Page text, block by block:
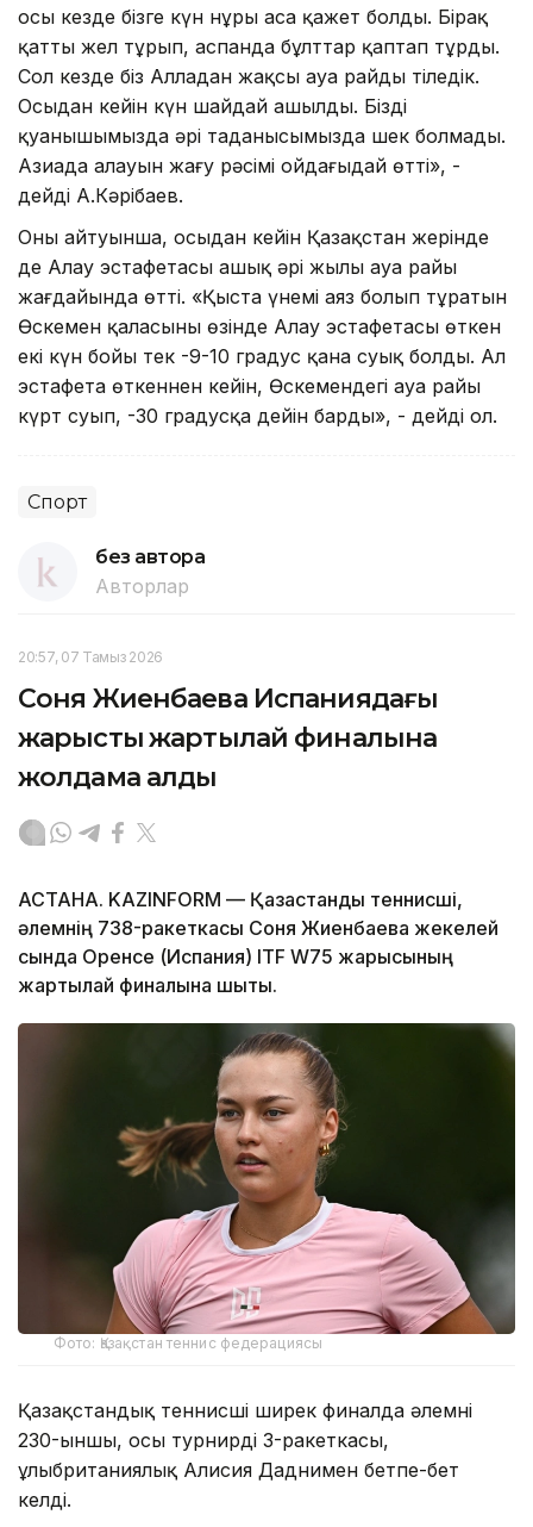
осы кезде бізге күн нұры аса қажет болды. Бірақ
қатты жел тұрып, аспанда бұлттар қаптап тұрды.
Сол кезде біз Алладан жақсы ауа райды тіледік.
Осыдан кейін күн шайдай ашылды. Біздің
қуанышымызда әрі таңданысымызда шек болмады.
Азиада алауын жағу рәсімі ойдағыдай өтті», -
дейді А.Кәрібаев.
Оның айтуынша, осыдан кейін Қазақстан жерінде
де Алау эстафетасы ашық әрі жылы ауа райы
жағдайында өтті. «Қыста үнемі аяз болып тұратын
Өскемен қаласының өзінде Алау эстафетасы өткен
екі күн бойы тек -9-10 градус қана суық болды. Ал
эстафета өткеннен кейін, Өскемендегі ауа райы
күрт суып, -30 градусқа дейін барды», - дейді ол.
Спорт
без автора
Авторлар
20:57, 07 Тамыз 2026
Соня Жиенбаева Испаниядағы
жарыстың жартылай финалына
жолдама алды
АСТАНА. KAZINFORM — Қазақстандық теннисші,
әлемнің 738-ракеткасы Соня Жиенбаева жекелей
сында Оренсе (Испания) ITF W75 жарысының
жартылай финалына шықты.
Фото: Қазақстан теннис федерациясы
Қазақстандық теннисші ширек финалда әлемнің
230-ыншы, осы турнирдің 3-ракеткасы,
ұлыбританиялық Алисия Даднимен бетпе-бет
келді.